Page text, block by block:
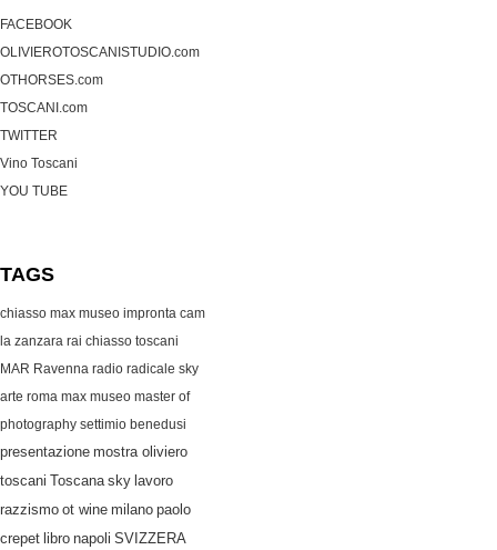
FACEBOOK
OLIVIEROTOSCANISTUDIO.com
OTHORSES.com
TOSCANI.com
TWITTER
Vino Toscani
YOU TUBE
TAGS
chiasso max museo impronta cam
la zanzara rai chiasso toscani
MAR Ravenna radio radicale sky
arte roma max museo master of
photography settimio benedusi
presentazione mostra oliviero
toscani
Toscana sky lavoro
razzismo ot wine milano paolo
crepet libro napoli SVIZZERA